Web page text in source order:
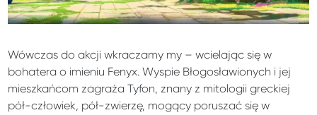
Wówczas do akcji wkraczamy my – wcielając się w
bohatera o imieniu Fenyx. Wyspie Błogosławionych i jej
mieszkańcom zagraża Tyfon, znany z mitologii greckiej
pół-człowiek, pół-zwierzę, mogący poruszać się w